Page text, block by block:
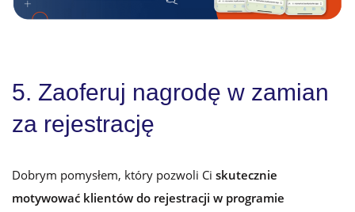
5. Zaoferuj nagrodę w zamian
za rejestrację
Dobrym pomysłem, który pozwoli Ci skutecznie
motywować klientów do rejestracji w programie